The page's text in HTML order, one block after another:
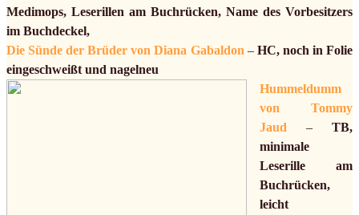
Medimops, Leserillen am Buchrücken, Name des Vorbesitzers
im Buchdeckel,
Die Sünde der Brüder von Diana Gabaldon – HC, noch in Folie
eingeschweißt und nagelneu
Hummeldumm
von Tommy
Jaud – TB,
minimale
Leserille am
Buchrücken,
leicht